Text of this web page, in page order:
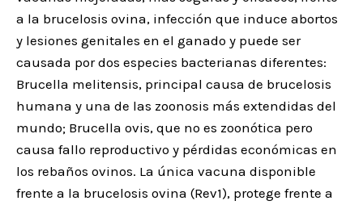
a la brucelosis ovina, infección que induce abortos
y lesiones genitales en el ganado y puede ser
causada por dos especies bacterianas diferentes:
Brucella melitensis, principal causa de brucelosis
humana y una de las zoonosis más extendidas del
mundo; Brucella ovis, que no es zoonótica pero
causa fallo reproductivo y pérdidas económicas en
los rebaños ovinos. La única vacuna disponible
frente a la brucelosis ovina (Rev1), protege frente a